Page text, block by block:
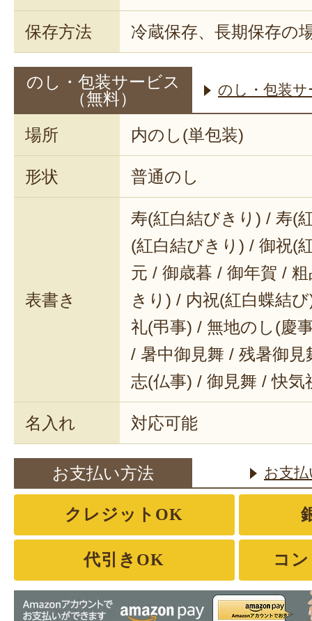
保存方法 冷蔵保存、長期保存の
のし・包装サービス
（無料）
のし・包装
場所 内のし(単包装)
形状 普通のし
表書き
寿(紅白結びきり) / 寿(
(紅白結びきり) / 御祝(
元 / 御歳暮 / 御年賀 /
きり) / 内祝(紅白蝶結
礼(弔事) / 無地のし(慶
/ 暑中御見舞 / 残暑御
志(仏事) / 御見舞 / 快気
名入れ 対応可能
お支払い方法 お支
クレジットOK
代引きOK コ